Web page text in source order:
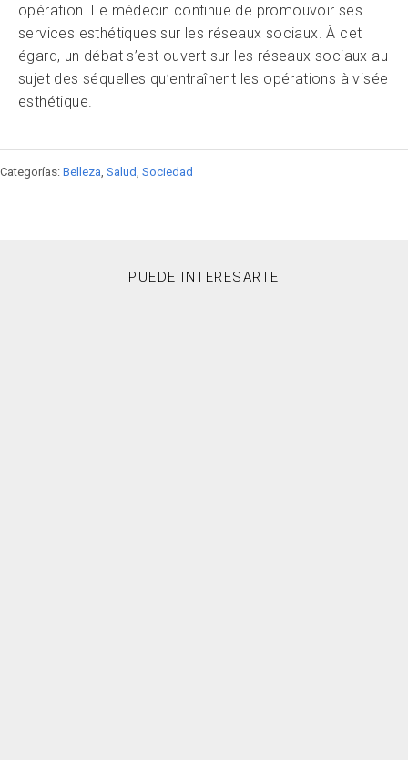
opération. Le médecin continue de promouvoir ses
services esthétiques sur les réseaux sociaux. À cet
égard, un débat s’est ouvert sur les réseaux sociaux au
sujet des séquelles qu’entraînent les opérations à visée
esthétique.
Categorías: Belleza Salud Sociedad
PUEDE INTERESARTE